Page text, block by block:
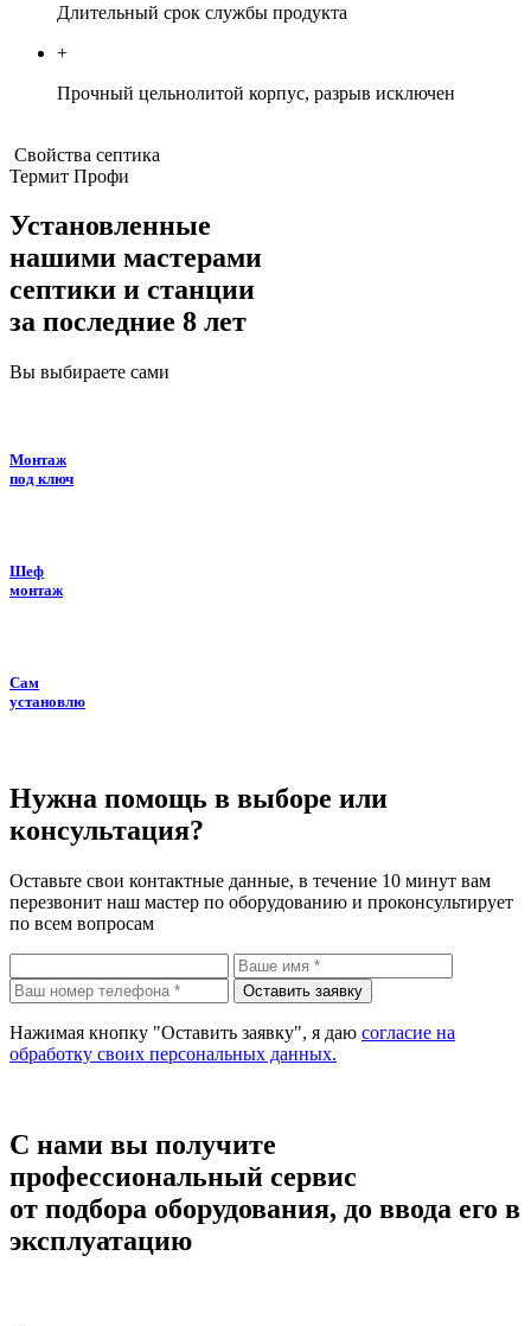
Длительный срок службы продукта
+
Прочный цельнолитой корпус, разрыв исключен
Свойства септика
Термит Профи
Установленные
нашими мастерами
септики и станции
за последние 8 лет
Вы выбираете сами
Монтаж
под ключ
Шеф
монтаж
Сам
установлю
Нужна помощь в выборе или
консультация?
Оставьте свои контактные данные, в течение 10 минут вам
перезвонит наш мастер по оборудованию и проконсультирует
по всем вопросам
Нажимая кнопку "Оставить заявку", я даю согласие на
обработку своих персональных данных.
С нами вы получите
профессиональный сервис
от подбора оборудования, до ввода его в
эксплуатацию